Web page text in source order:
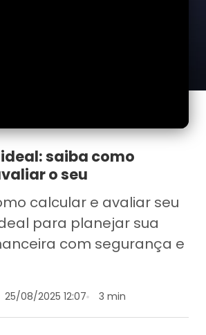
saiba como
o seu
calcular e avaliar seu
para planejar sua
com segurança e
25/08/2025 12:07 3 min